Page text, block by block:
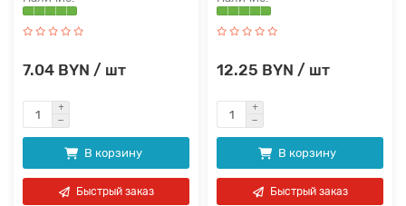
7.04 BYN / шт
В корзину
Быстрый заказ
12.25 BYN / шт
В корзину
Быстрый заказ